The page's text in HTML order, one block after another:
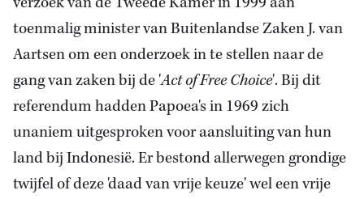
toenmalig minister van Buitenlandse Zaken J. van
Aartsen om een onderzoek in te stellen naar de
gang van zaken bij de 'Act of Free Choice'. Bij dit
referendum hadden Papoea's in 1969 zich
unaniem uitgesproken voor aansluiting van hun
land bij Indonesië. Er bestond allerwegen grondige
twijfel of deze 'daad van vrije keuze' wel een vrije